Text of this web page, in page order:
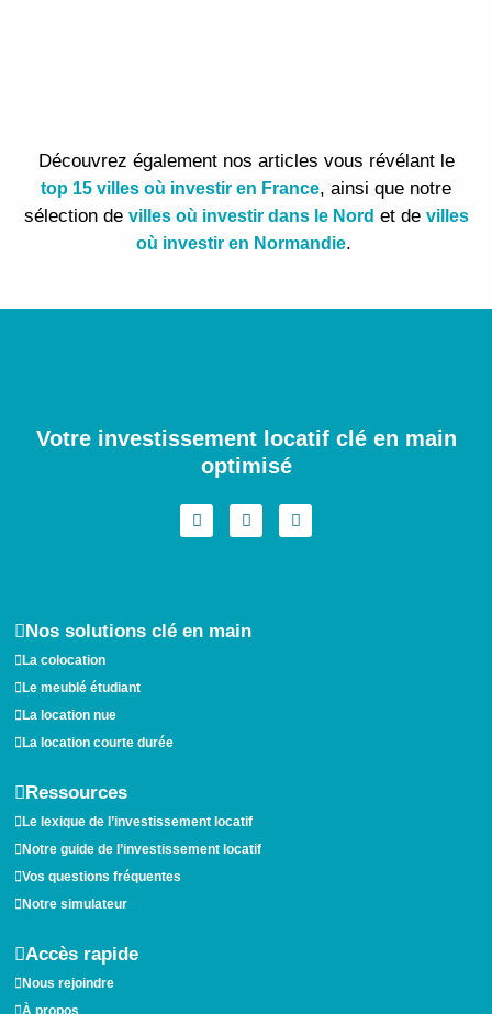
Découvrez également nos articles vous révélant le
top 15 villes où investir en France, ainsi que notre
sélection de villes où investir dans le Nord et de villes
où investir en Normandie.
Votre investissement locatif clé en main
optimisé
n
s
m
a
c
i
n
Nos solutions clé en main
La colocation
Le meublé étudiant
La location nue
La location courte durée
Ressources
Le lexique de l’investissement locatif
Notre guide de l’investissement locatif
Vos questions fréquentes
Notre simulateur
Accès rapide
Nous rejoindre